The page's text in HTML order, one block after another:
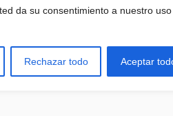
da su consentimiento a nuestro
Rechazar todo Aceptar
Mi